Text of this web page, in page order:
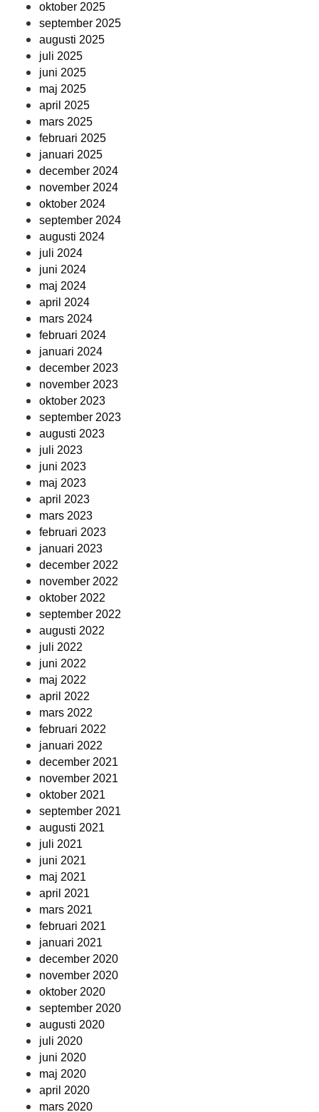
oktober 2025
september 2025
augusti 2025
juli 2025
juni 2025
maj 2025
april 2025
mars 2025
februari 2025
januari 2025
december 2024
november 2024
oktober 2024
september 2024
augusti 2024
juli 2024
juni 2024
maj 2024
april 2024
mars 2024
februari 2024
januari 2024
december 2023
november 2023
oktober 2023
september 2023
augusti 2023
juli 2023
juni 2023
maj 2023
april 2023
mars 2023
februari 2023
januari 2023
december 2022
november 2022
oktober 2022
september 2022
augusti 2022
juli 2022
juni 2022
maj 2022
april 2022
mars 2022
februari 2022
januari 2022
december 2021
november 2021
oktober 2021
september 2021
augusti 2021
juli 2021
juni 2021
maj 2021
april 2021
mars 2021
februari 2021
januari 2021
december 2020
november 2020
oktober 2020
september 2020
augusti 2020
juli 2020
juni 2020
maj 2020
april 2020
mars 2020